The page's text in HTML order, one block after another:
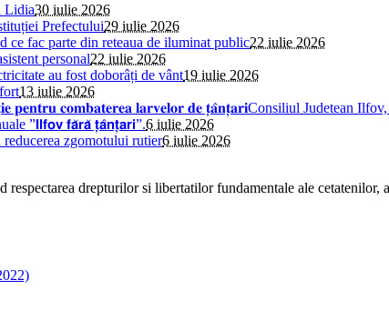
Lidia30 iulie 2026
Prefectului29 iulie 2026
ce fac parte din reteaua de iluminat public22 iulie 2026
personal22 iulie 2026
au fost doborâți de vânt19 iulie 2026
13 iulie 2026
𝐩𝐞𝐧𝐭𝐫𝐮 𝐜𝐨𝐦𝐛𝐚𝐭𝐞𝐫𝐞𝐚 𝐥𝐚𝐫𝐯𝐞𝐥𝐨𝐫 𝐝𝐞 𝐭̦𝐚̂𝐧𝐭̦𝐚𝐫𝐢Consiliul
”𝗜𝗹𝗳𝗼𝘃 𝗳𝗮̆𝗿𝗮̆ 𝘁̦𝗮̂𝗻𝘁̦𝗮𝗿𝗶”.6 iulie 2026
zgomotului rutier6 iulie 2026
drepturilor si libertatilor fundamentale ale